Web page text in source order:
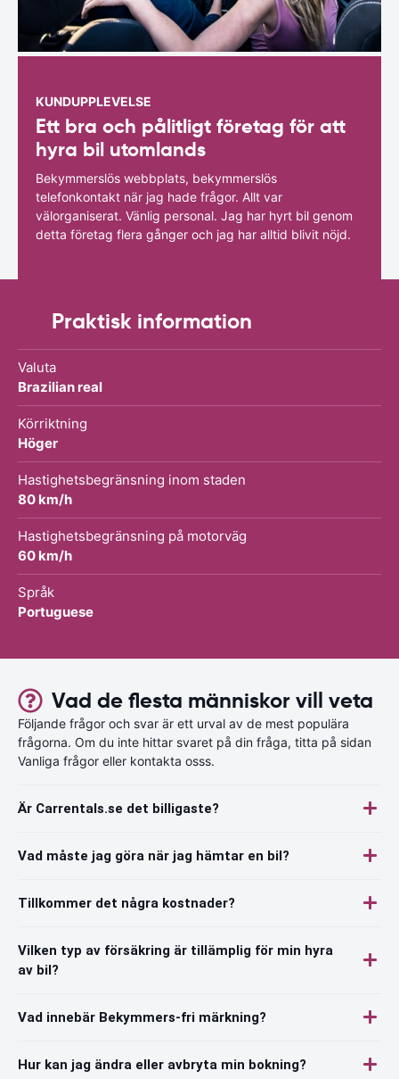
KUNDUPPLEVELSE
Ett bra och pålitligt företag för att
hyra bil utomlands
Bekymmerslös webbplats, bekymmerslös
telefonkontakt när jag hade frågor. Allt var
välorganiserat. Vänlig personal. Jag har hyrt bil genom
detta företag flera gånger och jag har alltid blivit nöjd.
Praktisk information
Valuta
Brazilian real
Körriktning
Höger
Hastighetsbegränsning inom staden
80 km/h
Hastighetsbegränsning på motorväg
60 km/h
Språk
Portuguese
Vad de flesta människor vill veta
Följande frågor och svar är ett urval av de mest populära
frågorna. Om du inte hittar svaret på din fråga, titta på sidan
Vanliga frågor eller kontakta osss.
Är Carrentals.se det billigaste?
Vad måste jag göra när jag hämtar en bil?
Tillkommer det några kostnader?
Vilken typ av försäkring är tillämplig för min hyra
av bil?
Vad innebär Bekymmers-fri märkning?
Hur kan jag ändra eller avbryta min bokning?